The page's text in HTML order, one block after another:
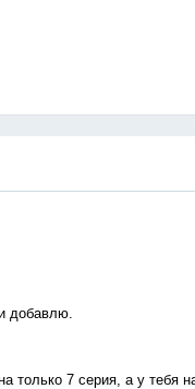
добавлю.
только 7 серия, а у тебя